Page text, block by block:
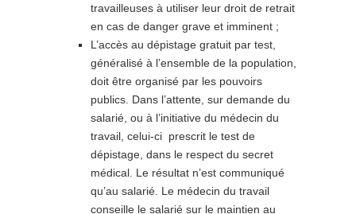
travailleuses à utiliser leur droit de retrait
en cas de danger grave et imminent ;
L’accès au dépistage gratuit par test,
généralisé à l’ensemble de la population,
doit être organisé par les pouvoirs
publics. Dans l’attente, sur demande du
salarié, ou à l’initiative du médecin du
travail, celui-ci prescrit le test de
dépistage, dans le respect du secret
médical. Le résultat n’est communiqué
qu’au salarié. Le médecin du travail
conseille le salarié sur le maintien au